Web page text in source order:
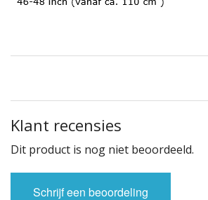
Klant recensies
Dit product is nog niet beoordeeld.
Schrijf een beoordeling